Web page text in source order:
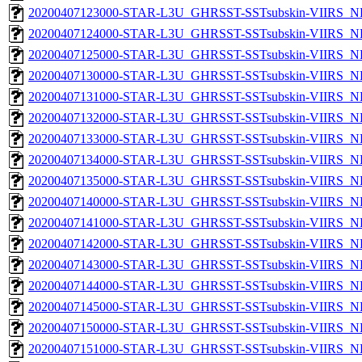
20200407123000-STAR-L3U_GHRSST-SSTsubskin-
20200407124000-STAR-L3U_GHRSST-SSTsubskin-
20200407125000-STAR-L3U_GHRSST-SSTsubskin-
20200407130000-STAR-L3U_GHRSST-SSTsubskin-
20200407131000-STAR-L3U_GHRSST-SSTsubskin-
20200407132000-STAR-L3U_GHRSST-SSTsubskin-
20200407133000-STAR-L3U_GHRSST-SSTsubskin-
20200407134000-STAR-L3U_GHRSST-SSTsubskin-
20200407135000-STAR-L3U_GHRSST-SSTsubskin-
20200407140000-STAR-L3U_GHRSST-SSTsubskin-
20200407141000-STAR-L3U_GHRSST-SSTsubskin-
20200407142000-STAR-L3U_GHRSST-SSTsubskin-
20200407143000-STAR-L3U_GHRSST-SSTsubskin-
20200407144000-STAR-L3U_GHRSST-SSTsubskin-
20200407145000-STAR-L3U_GHRSST-SSTsubskin-
20200407150000-STAR-L3U_GHRSST-SSTsubskin-
20200407151000-STAR-L3U_GHRSST-SSTsubskin-